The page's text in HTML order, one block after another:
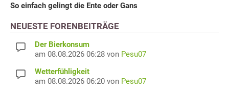
So einfach gelingt die Ente oder Gans
NEUESTE FORENBEITRÄGE
Der Bierkonsum
am 08.08.2026 06:28 von Pesu07
Wetterfühligkeit
am 08.08.2026 06:20 von Pesu07